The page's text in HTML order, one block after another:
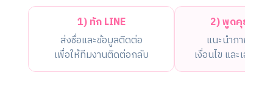
1) ทัก LINE
ส่งชื่อและข้อมูลติดต่อ
เพื่อให้ทีมงานติดต่อกลับ
2) พูดคุยคัดก
แนะนำภาพรวม
เงื่อนไข และเอกสา